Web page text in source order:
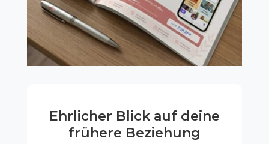
Ehrlicher Blick auf deine
frühere Beziehung